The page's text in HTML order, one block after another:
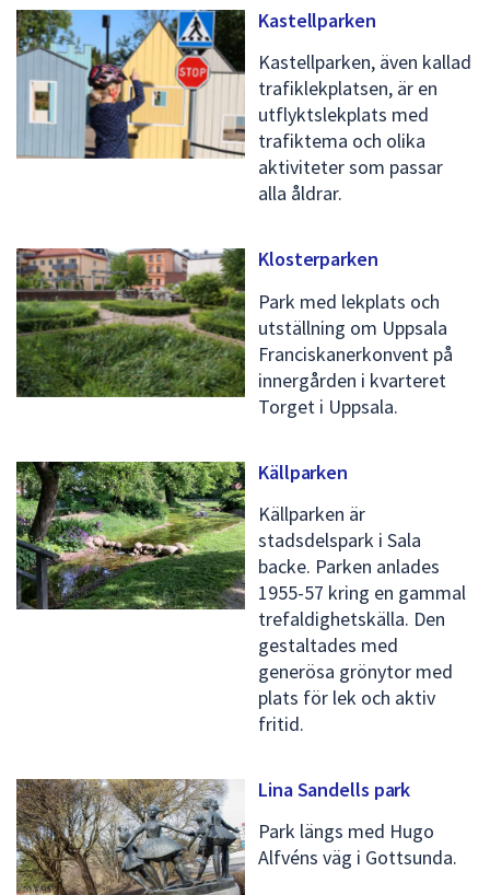
Kastellparken
Kastellparken, även kallad
trafiklekplatsen, är en
utflyktslekplats med
trafiktema och olika
aktiviteter som passar
alla åldrar.
Klosterparken
Park med lekplats och
utställning om Uppsala
Franciskanerkonvent på
innergården i kvarteret
Torget i Uppsala.
Källparken
Källparken är
stadsdelspark i Sala
backe. Parken anlades
1955-57 kring en gammal
trefaldighetskälla. Den
gestaltades med
generösa grönytor med
plats för lek och aktiv
fritid.
Lina Sandells park
Park längs med Hugo
Alfvéns väg i Gottsunda.